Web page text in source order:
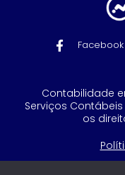
Facebook
Contabilidade
Serviços Contábeis
os